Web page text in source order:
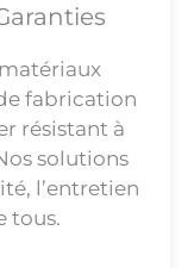
fabrication
résistant à
solutions
l’entretien
tous.